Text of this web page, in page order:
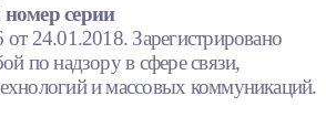
серии
24.01.2018. Зарегистрировано
по надзору в сфере связи,
и массовых коммуникаций.